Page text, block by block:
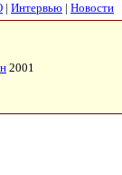
| Интервью | Новости
2001